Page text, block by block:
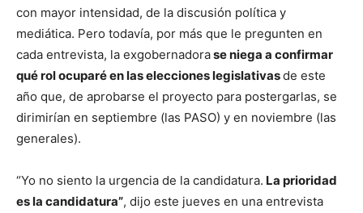
con mayor intensidad, de la discusión política y
mediática. Pero todavía, por más que le pregunten en
cada entrevista, la exgobernadorase niega a confirmar
qué rol ocuparé en las elecciones legislativasde este
año que, de aprobarse el proyecto para postergarlas, se
dirimirían en septiembre (las PASO) y en noviembre (las
generales).
“Yo no siento la urgencia de la candidatura. La prioridad
es la candidatura”, dijo este jueves en una entrevista